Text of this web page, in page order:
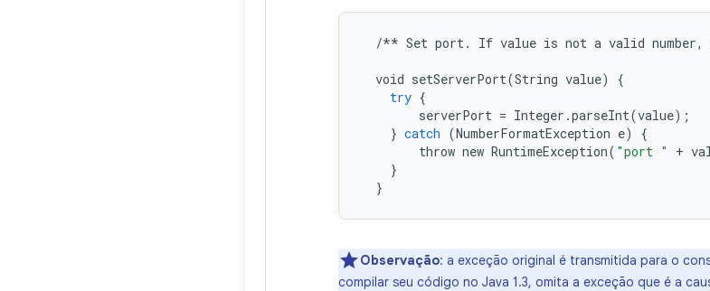
/** Set port. If value is not a valid number,
void setServerPort(String value)
{
try {
serverPort = Integer .parseInt(value);
} catch (NumberFormatException e)
{
throw new RuntimeException( "port " +
}
}
Observação: a exceção original é transmitida para o
compilar seu código no Java 1.3, omita a exceção que é a